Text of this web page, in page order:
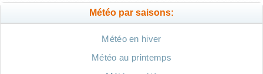
Météo par saisons:
Météo en hiver
Météo au printemps